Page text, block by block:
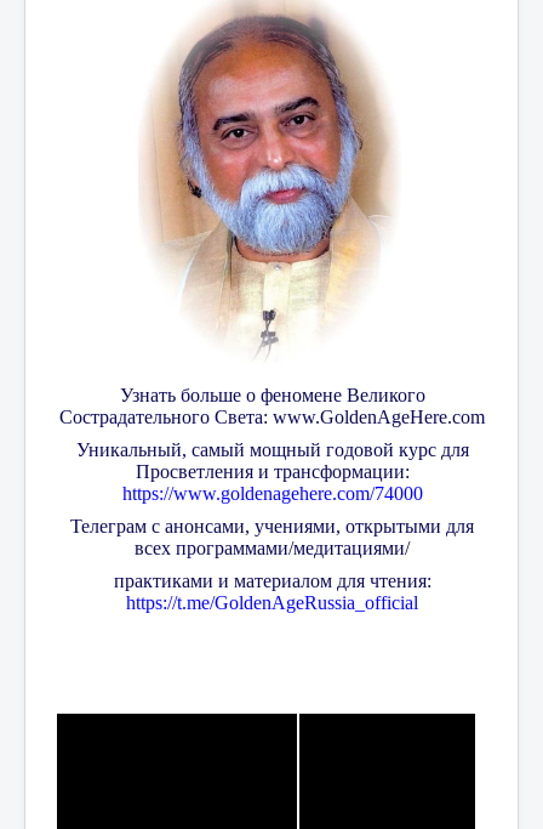
Узнать больше о феномене Великого
Сострадательного Света: www.GoldenAgeHere.com
Уникальный, самый мощный годовой курс для
Просветления и трансформации:
https://www.goldenagehere.com/74000
Телеграм с анонсами, учениями, открытыми для
всех программами/медитациями/
практиками и материалом для чтения:
https://t.me/GoldenAgeRussia_official